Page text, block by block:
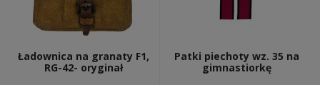
Ładownica na granaty F1,
RG-42- oryginał
Patki piechoty wz. 35 na
gimnastiorkę